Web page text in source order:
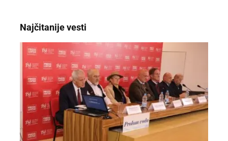
Najčitanije vesti